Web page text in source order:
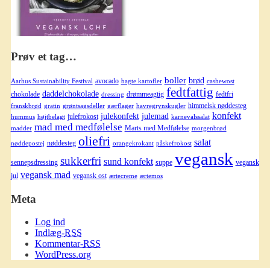
Prøv et tag…
Aarhus Sustainability Festival avocado bagte kartofler boller brød cashewost
chokolade daddelchokolade dressing drømmeagtig fedtfattig fedtfri
franskbrød gratin grøntsagsdeller gærflager havregrynskugler himmelsk nøddesteg
hummus højtbelagt julefrokost julekonfekt julemad karnevalssalat konfekt
madder mad med medfølelse Marts med Medfølelse morgenbrød
nøddepostej nøddesteg oliefri orangekrokant påskefrokost salat
sennepsdressing sukkerfri sund konfekt suppe vegansk vegansk
jul vegansk mad vegansk ost ærtecreme ærtemos
Meta
Log ind
Indlæg-RSS
Kommentar-RSS
WordPress.org